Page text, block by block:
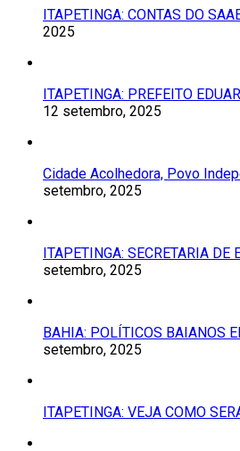
ITAPETINGA: CONTAS DO
2025
ITAPETINGA: PREFEITO
12 setembro, 2025
Cidade Acolhedora, Povo
setembro, 2025
ITAPETINGA: SECRETARIA DE
setembro, 2025
BAHIA: POLÍTICOS BAIANOS
setembro, 2025
ITAPETINGA: VEJA COMO